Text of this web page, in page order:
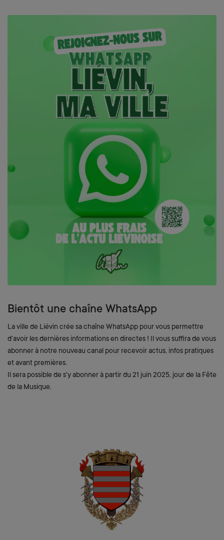
Bientôt une chaîne WhatsApp
La ville de Liévin crée sa chaîne WhatsApp pour vous permettre
d'avoir les dernières informations en directes ! Il vous suffira de vous
abonner à notre nouveau canal pour recevoir actus, infos pratiques
et avant premières.
Il sera possible de s'y abonner à partir du 21 juin 2025, jour de la Fête
de la Musique.